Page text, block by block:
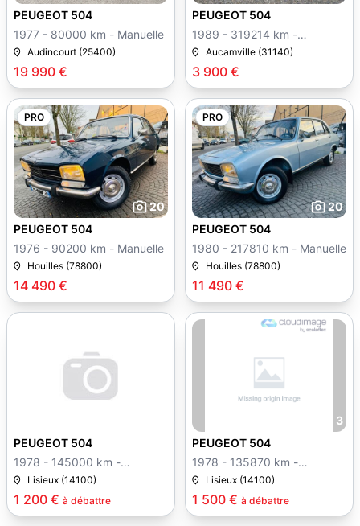
19 990 €
PEUGEOT 504
1977 - 80000 km - Manuelle
Audincourt (25400)
3 900 €
PEUGEOT 504
1989 - 319214 km -
Manuelle
Aucamville (31140)
PRO
20
14 490 €
PEUGEOT 504
1976 - 90200 km - Manuelle
Houilles (78800)
PRO
20
11 490 €
PEUGEOT 504
1980 - 217810 km - Manuelle
Houilles (78800)
1 200 € à débattre
PEUGEOT 504
1978 - 145000 km -
Manuelle
Lisieux (14100)
3
1 500 € à débattre
PEUGEOT 504
1978 - 135870 km -
Manuelle
Lisieux (14100)